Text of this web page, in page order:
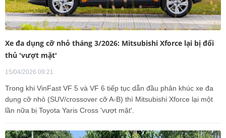
Xe đa dụng cỡ nhỏ tháng 3/2026: Mitsubishi Xforce lại bị đối
thủ 'vượt mặt'
15/04/2026 09:21
Trong khi VinFast VF 5 và VF 6 tiếp tục dẫn đầu phân khúc xe đa
dụng cỡ nhỏ (SUV/crossover cỡ A-B) thì Mitsubishi Xforce lại một
lần nữa bị Toyota Yaris Cross 'vượt mặt'.